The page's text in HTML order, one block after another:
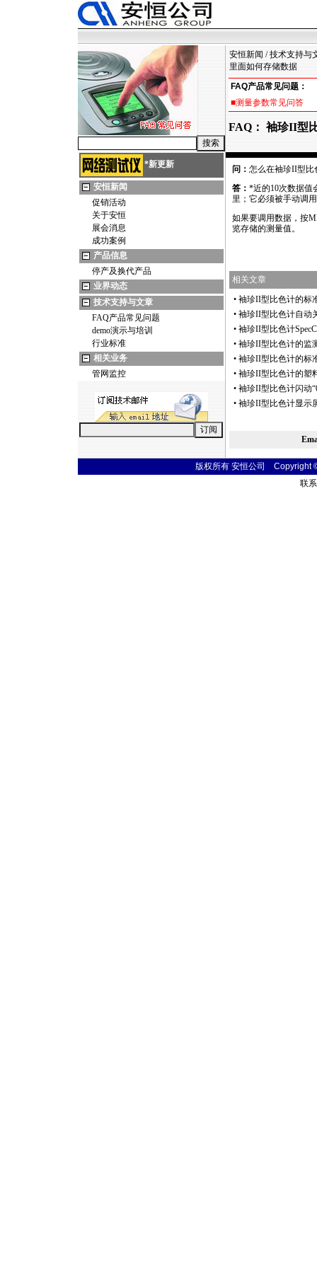
*新更新
安恒新闻
促销活动
关于安恒
展会消息
成功案例
产品信息
停产及换代产品
业界动态
技术支持与文章
FAQ产品常见问题
demo演示与培训
行业标准
相关业务
管网监控
安恒新闻 /技术支持与
里面如何存储数据
FAQ产品常见问题：
■测量参数常见问答
FAQ： 袖珍II型
问： 怎么在袖珍II型比
答： *近的10次数据值
里；它必须被手动调
如果要调用数据，按
览存储的测量值。
相关文章
• 袖珍II型比色计的标
• 袖珍II型比色计自动
• 袖珍II型比色计
• 袖珍II型比色计的监
• 袖珍II型比色计的标
• 袖珍II型比色计的塑
• 袖珍II型比色计闪动
• 袖珍II型比色计显示
版权所有 安恒公司 Copyright
联